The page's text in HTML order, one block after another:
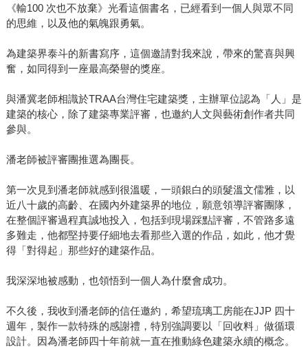
《輸100 次也不放棄》光看這個書名，已經看到一個人與眾不同
的思維，以及他的氣魄跟勇氣。
為建築界泰斗的新書寫序，這個邀請對我來說，帶來的驚喜與興
奮，如同得到一座最高榮譽的獎座。
與潘冀老師相識於TRAA台灣住宅建築獎，主辦單位認為「人」是
建築的核心，除了建築專業評審，也邀約人文與藝術創作者共同
參與。
潘老師被評審團推選為團長。
第一次見到潘老師就感到很溫暖，一頭銀白的頭髮溫文儒雅，以
近八十歲的高齡、在國內外建築界的地位，願意領導評審團隊，
在整個評審過程真誠地投入，包括到現場踩點評審，不管路多遠
多難走，他都堅持要仔細地去看那些入選的作品，如此，他才覺
得「對得起」那些好的建築作品。
我深深地被感動，也領悟到一個人為什麼會成功。
不久後，我收到潘老師的信任邀約，希望琉璃工房能在JJP 四十
週年，製作一款特殊的感謝禮，特別強調要以「回收料」做循環
設計。因為潘老師四十年前就一直在推動綠色建築永續的概念。